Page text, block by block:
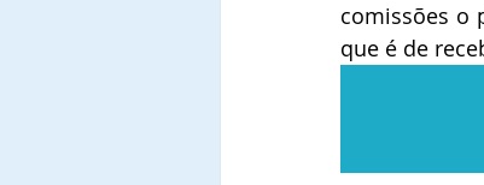
comissões o
que é de